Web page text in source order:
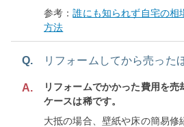
参考：誰にも知られず自宅の相
方法
Q. リフォームしてから売った
A.
リフォームでかかった費用を売
ケースは稀です。
大抵の場合、壁紙や床の簡易修